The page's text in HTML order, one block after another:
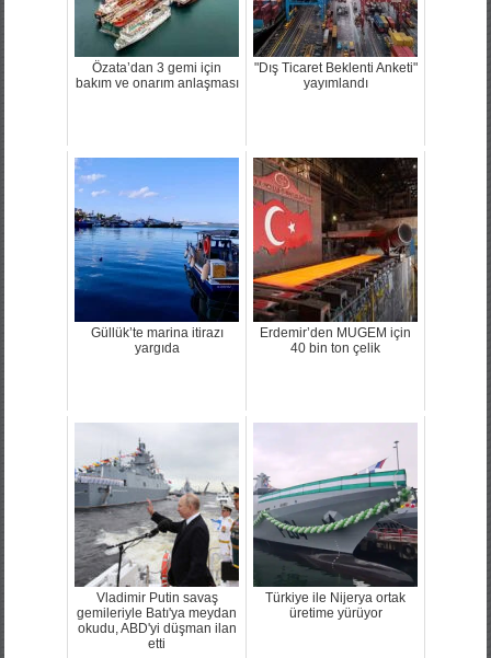
Özata’dan 3 gemi için
bakım ve onarım anlaşması
"Dış Ticaret Beklenti Anketi"
yayımlandı
Güllük’te marina itirazı
yargıda
Erdemir’den MUGEM için
40 bin ton çelik
Vladimir Putin savaş
gemileriyle Batı'ya meydan
okudu, ABD'yi düşman ilan
etti
Türkiye ile Nijerya ortak
üretime yürüyor